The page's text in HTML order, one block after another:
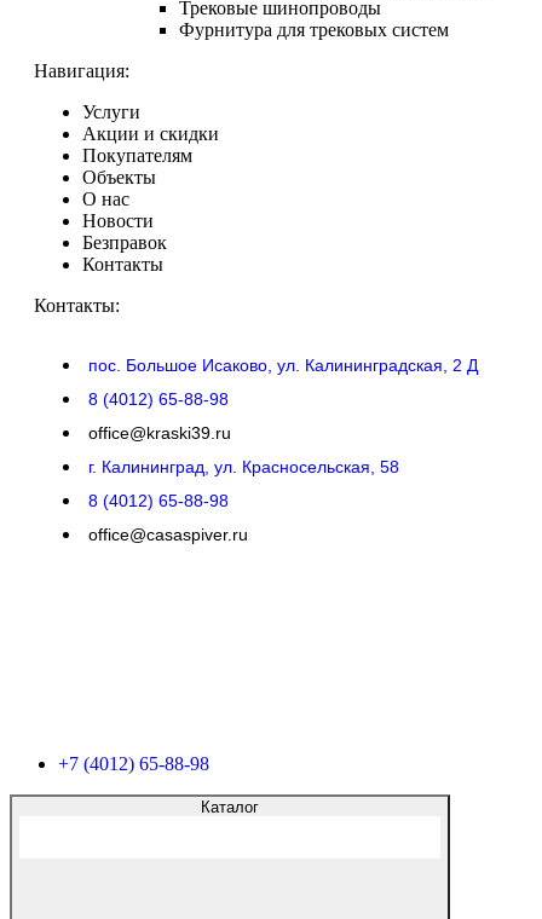
Трековые шинопроводы
Фурнитура для трековых систем
Навигация:
Услуги
Акции и скидки
Покупателям
Объекты
О нас
Новости
Безправок
Контакты
Контакты:
пос. Большое Исаково, ул. Калининградская, 2 Д
8 (4012) 65-88-98
office@kraski39.ru
г. Калининград, ул. Красносельская, 58
8 (4012) 65-88-98
office@casaspiver.ru
+7 (4012) 65-88-98
Каталог